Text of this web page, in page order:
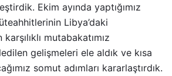
Ekim ayında yaptığımız
Libya’daki
mutabakatımız
gelişmeleri ele aldık ve kısa
somut adımları kararlaştırdık.